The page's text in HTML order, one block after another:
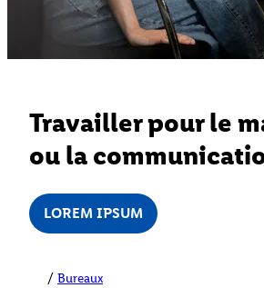
Travailler pour le
ou la
LOREM IPSUM
Bureaux